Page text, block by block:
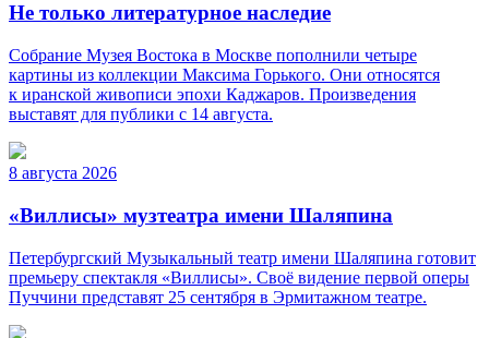
Не только литературное наследие
Собрание Музея Востока в Москве пополнили четыре
картины из коллекции Максима Горького. Они относятся
к иранской живописи эпохи Каджаров. Произведения
выставят для публики с 14 августа.
8 августа 2026
«Виллисы» музтеатра имени Шаляпина
Петербургский Музыкальный театр имени Шаляпина готовит
премьеру спектакля «Виллисы». Своё видение первой оперы
Пуччини представят 25 сентября в Эрмитажном театре.